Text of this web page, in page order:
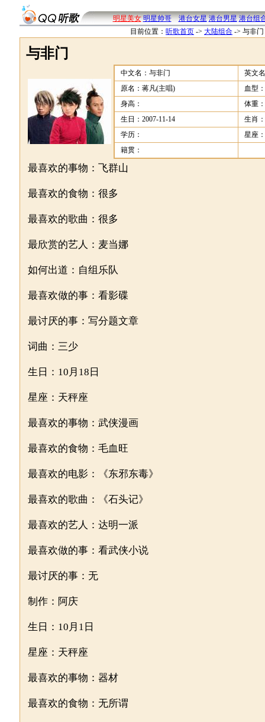
明星美女 明星帅哥 港台女星 港台男星 港台组
目前位置： 听歌首页 -> 大陆组合 -> 与非
与非门
中文名：与非门
英文
原名：蒋凡(主唱)
血型：
身高：
体重：
生日：2007-11-14
生肖
学历：
星座
籍贯：
最喜欢的事物：飞群山
最喜欢的食物：很多
最喜欢的歌曲：很多
最欣赏的艺人：麦当娜
如何出道：自组乐队
最喜欢做的事：看影碟
最讨厌的事：写分题文章
词曲：三少
生日：10月18日
星座：天秤座
最喜欢的事物：武侠漫画
最喜欢的食物：毛血旺
最喜欢的电影：《东邪东毒》
最喜欢的歌曲：《石头记》
最喜欢的艺人：达明一派
最喜欢做的事：看武侠小说
最讨厌的事：无
制作：阿庆
生日：10月1日
星座：天秤座
最喜欢的事物：器材
最喜欢的食物：无所谓